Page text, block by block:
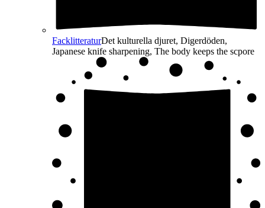
FacklitteraturDet kulturella djuret, Digerdöden,
Japanese knife sharpening, The body keeps the scpore